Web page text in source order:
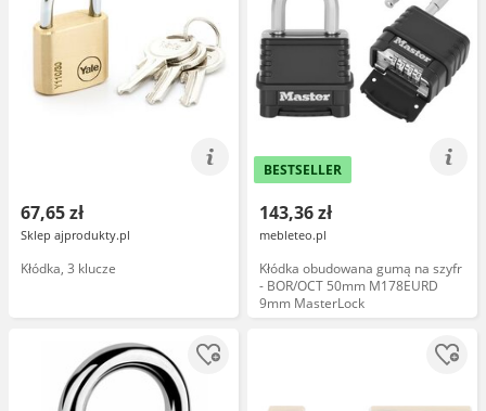
67,65 zł
Sklep ajprodukty.pl
Kłódka, 3 klucze
BESTSELLER
143,36 zł
mebleteo.pl
Kłódka obudowana gumą na szyfr
- BOR/OCT 50mm M178EURD
9mm MasterLock